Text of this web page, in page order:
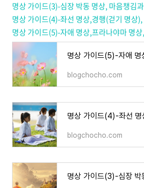
명상 가이드(3)-심장 박동 명상, 마음챙김
명상 가이드(4)-좌선 명상,경행(걷기 명상
명상 가이드(5)-자애 명상,프라나야마 명
blogchocho.com
blogchocho.com